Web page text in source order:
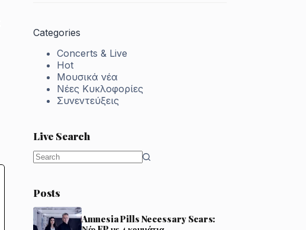
Categories
Concerts & Live
Hot
Μουσικά νέα
Νέες Κυκλοφορίες
Συνεντεύξεις
Live Search
Posts
Amnesia Pills Necessary Scars: